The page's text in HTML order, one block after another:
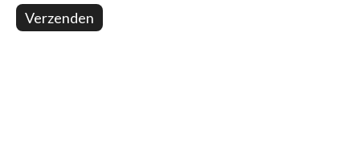
Verzenden